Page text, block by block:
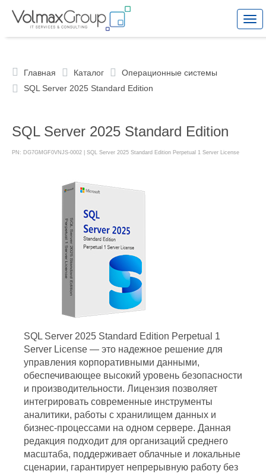
Главная Каталог
Операционные системы
SQL Server 2025 Standard Edition
SQL Server 2025 Standard Edition
PN: DG7GMGF0VNJS-0002 | SQL Server 2025 Standard Edition Perpetual 1 Server License
SQL Server 2025 Standard Edition Perpetual 1
Server License — это надежное решение для
управления корпоративными данными,
обеспечивающее высокий уровень безопасности
и производительности. Лицензия позволяет
интегрировать современные инструменты
аналитики, работы с хранилищем данных и
бизнес-процессами на одном сервере. Данная
редакция подходит для организаций среднего
масштаба, поддерживает облачные и локальные
сценарии, гарантирует непрерывную работу без